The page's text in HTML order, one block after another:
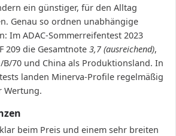
ein günstiger, für den Alltag
Genau so ordnen unabhängige
Im ADAC-Sommerreifentest 2023
209 die Gesamtnote 3,7 (ausreichend),
B/70 und China als Produktionsland. In
landen Minerva-Profile regelmäßig
Wertung.
beim Preis und einem sehr breiten